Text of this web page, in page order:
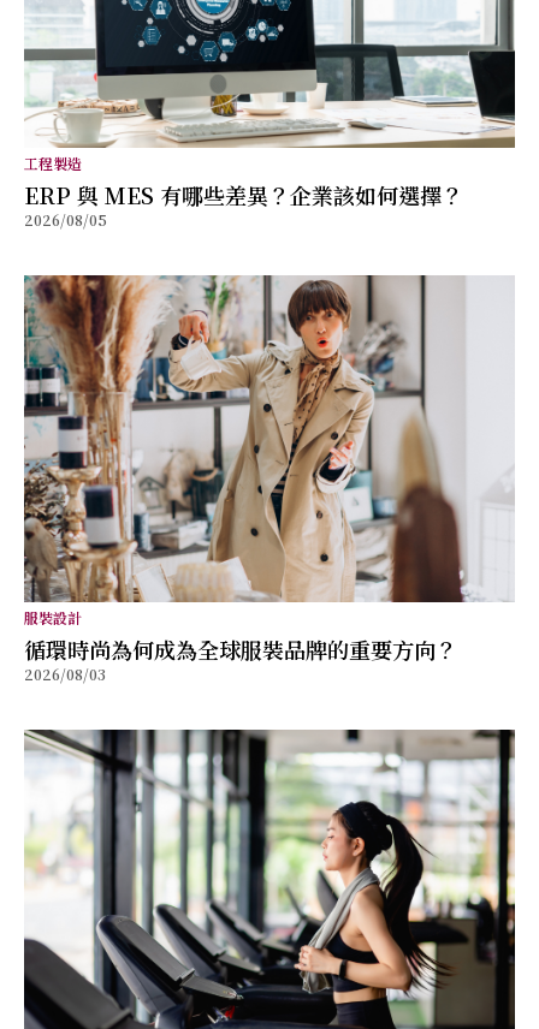
工程製造
ERP 與 MES 有哪些差異？企業該如何選擇？
2026/08/05
服裝設計
循環時尚為何成為全球服裝品牌的重要方向？
2026/08/03